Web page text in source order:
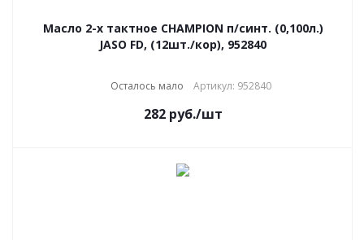
Масло 2-х тактное CHAMPION п/синт. (0,100л.)
JASO FD, (12шт./кор), 952840
Осталось мало Артикул: 952840
282руб./шт